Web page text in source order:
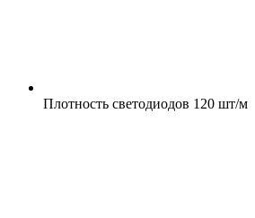
Плотность светодиодов 120 шт/м